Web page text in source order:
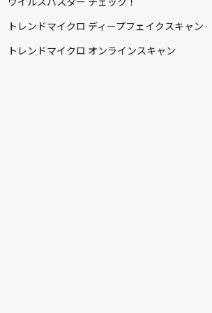
トレンドマイクロ ディープフェイクスキャン
トレンドマイクロ オンラインスキャン